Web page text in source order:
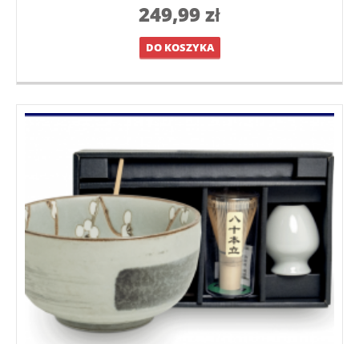
249,99zł
DO KOSZYKA